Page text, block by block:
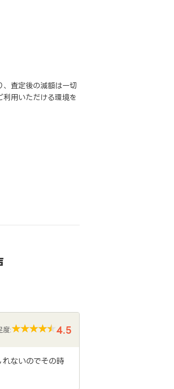
、査定後の減額は一切
利用いただける環境を
度: 4.5
ないのでその時